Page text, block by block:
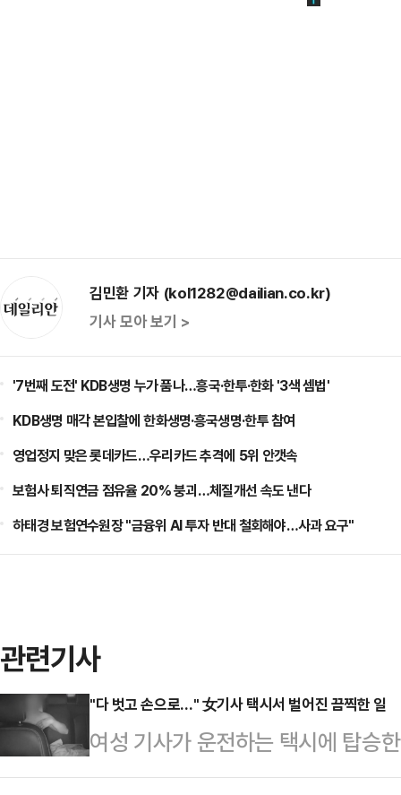
김민환 기자 (kol1282@dailian.co.kr)
기사 모아 보기 >
'7번째 도전' KDB생명 누가 품나…흥국·한투·한화 '3색 셈법'
KDB생명 매각 본입찰에 한화생명·흥국생명·한투 참여
영업정지 맞은 롯데카드…우리카드 추격에 5위 안갯속
보험사 퇴직연금 점유율 20% 붕괴…체질개선 속도 낸다
하태경 보험연수원장 "금융위 AI 투자 반대 철회해야…사과 요구"
관련기사
"다 벗고 손으로…" 女기사 택시서 벌어진 끔찍한 일
여성 기사가 운전하는 택시에 탑승
위까지 해 경찰에 체포됐다.지난